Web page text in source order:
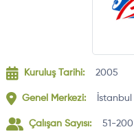
Kuruluş Tarihi: 2005
Genel Merkezi: İstanbul
Çalışan Sayısı: 51-200